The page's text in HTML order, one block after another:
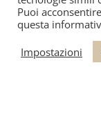
Puoi
questa
Impostazioni